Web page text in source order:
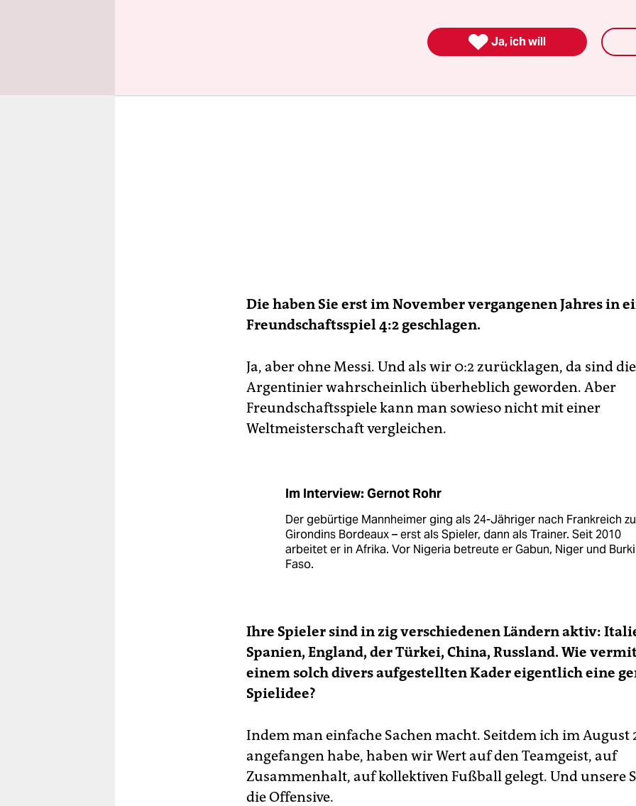
Die haben Sie erst im November vergangenen Jahres in
Freundschaftsspiel 4:2 geschlagen.
Ja, aber ohne Messi. Und als wir 0:2 zurücklagen, da sind die
Argentinier wahrscheinlich überheblich geworden. Aber
Freundschaftsspiele kann man sowieso nicht mit einer
Weltmeisterschaft vergleichen.
Im Interview: Gernot Rohr
Der gebürtige Mannheimer ging als 24-Jähriger nach Frankreich zu
Girondins Bordeaux – erst als Spie­ler, dann als Trainer. Seit 2010
arbeitet er in Afrika. Vor Nigeria be­treute er Gabun, Niger und
Faso.
Ihre Spieler sind in zig verschiedenen Ländern aktiv:
Spanien, England, der Türkei, China, Russland. Wie
einem solch divers aufgestellten Kader eigentlich eine
Spielidee?
Indem man einfache Sachen macht. Seitdem ich im August
angefangen habe, haben wir Wert auf den Teamgeist, auf
Zusammenhalt, auf kollektiven Fußball gelegt. Und unsere
die Offensive.
 Ja, ich will